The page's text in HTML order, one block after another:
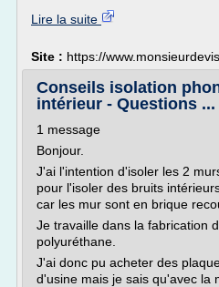
Lire la suite
Site : https://
Conseils isolation
intérieur - Questions ...
1 message
Bonjour.
J'ai l'intention d'isoler les 2
pour l'isoler des bruits
car les mur sont en brique
Je travaille dans la fabrication
polyuréthane.
J'ai donc pu acheter des
d'usine mais je sais qu'avec la